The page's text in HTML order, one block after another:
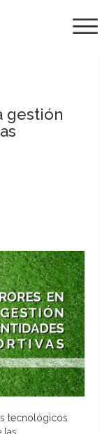
gestión
tecnológicos